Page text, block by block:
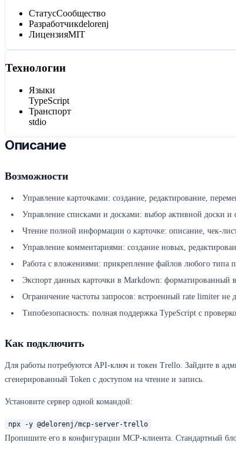
СтатусСообщество
Разработчикdelorenj
ЛицензияMIT
Технологии
Языки
TypeScript
Транспорт
stdio
Описание
Возможности
Управление карточками: создание, редактирование,
Управление списками и досками: выбор активной доски и
Чтение полной информации о карточке: описание, чек-
Управление комментариями: создание новых,
Работа с вложениями: прикрепление файлов любого
Экспорт данных карточки в Markdown: форматированный
Ограничение частоты запросов: встроенный rate limiter не
Типобезопасность: полная поддержка TypeScript с
Как подключить
Для работы потребуются API-ключ и токен Trello. Зайдите в
сгенерированный Token с доступом на чтение и запись.
Установите сервер одной командой:
npx -y @delorenj/mcp-server-trello
Пропишите его в конфигурации MCP-клиента. Стандартный